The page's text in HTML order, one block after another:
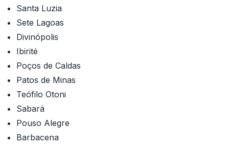
Santa Luzia
Sete Lagoas
Divinópolis
Ibirité
Poços de Caldas
Patos de Minas
Teófilo Otoni
Sabará
Pouso Alegre
Barbacena